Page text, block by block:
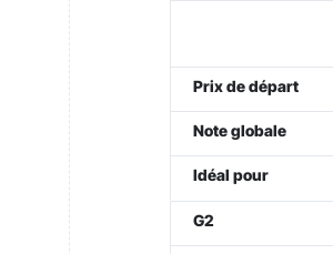
Prix de départ
Note globale
Idéal pour
G2